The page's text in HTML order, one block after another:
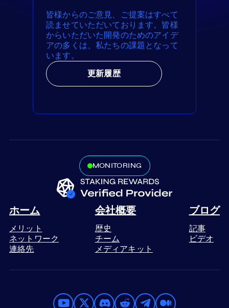
皆様からのご意見、ご提案はすべて
読ませていただいております。皆様
からいただいた開発のためのアイデ
アの多くは、私たちの課題となって
います。
更新履歴
MONITORING
ホーム
メリット
ネットワーク
連絡先
会社概要
歴史
チーム
メディアキット
ブログ
記事
ビデオ